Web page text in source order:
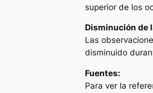
superior de los
Disminución de
Las
disminuido
Fuentes:
Para ver la